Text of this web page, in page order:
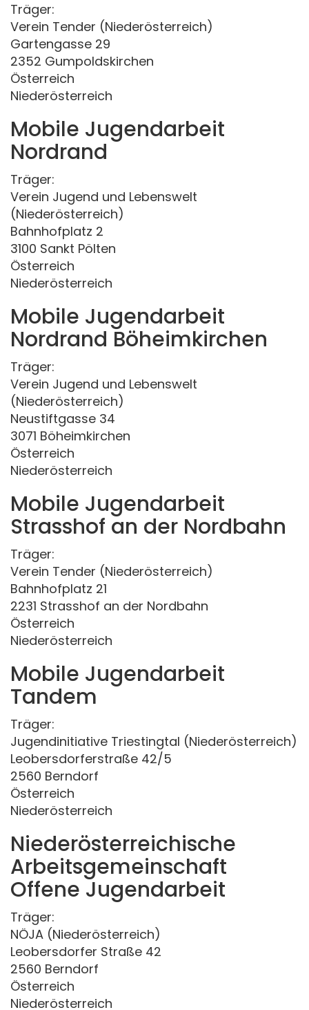
Träger:
Verein Tender (Niederösterreich)
Gartengasse 29
2352 Gumpoldskirchen
Österreich
Niederösterreich
Mobile Jugendarbeit
Nordrand
Träger:
Verein Jugend und Lebenswelt
(Niederösterreich)
Bahnhofplatz 2
3100 Sankt Pölten
Österreich
Niederösterreich
Mobile Jugendarbeit
Nordrand Böheimkirchen
Träger:
Verein Jugend und Lebenswelt
(Niederösterreich)
Neustiftgasse 34
3071 Böheimkirchen
Österreich
Niederösterreich
Mobile Jugendarbeit
Strasshof an der Nordbahn
Träger:
Verein Tender (Niederösterreich)
Bahnhofplatz 21
2231 Strasshof an der Nordbahn
Österreich
Niederösterreich
Mobile Jugendarbeit
Tandem
Träger:
Jugendinitiative Triestingtal (Niederösterreich)
Leobersdorferstraße 42/5
2560 Berndorf
Österreich
Niederösterreich
Niederösterreichische
Arbeitsgemeinschaft
Offene Jugendarbeit
Träger:
NÖJA (Niederösterreich)
Leobersdorfer Straße 42
2560 Berndorf
Österreich
Niederösterreich